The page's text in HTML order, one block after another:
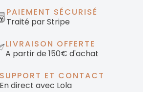
PAIEMENT SÉCURISÉ
Traité par Stripe
LIVRAISON OFFERTE
A partir de 150€ d'achat
SUPPORT ET CONTACT
En direct avec Lola